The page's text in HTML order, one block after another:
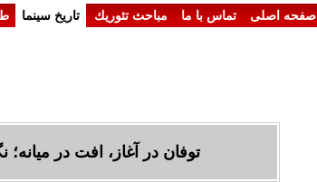
صفحه اصلی تماس با ما مباحث تئوريك تاريخ سينما
توفان در آغاز، افت در میانه؛